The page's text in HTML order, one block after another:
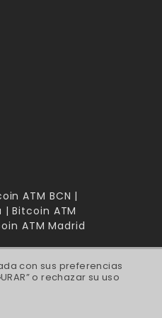
con sus preferencias
o rechazar su uso
ATM BCN |
Bitcoin ATM
ATM Madrid